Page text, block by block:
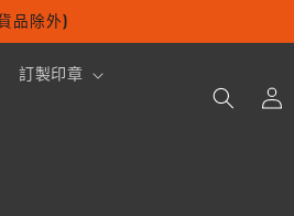
品除外)
訂製印章
登
入